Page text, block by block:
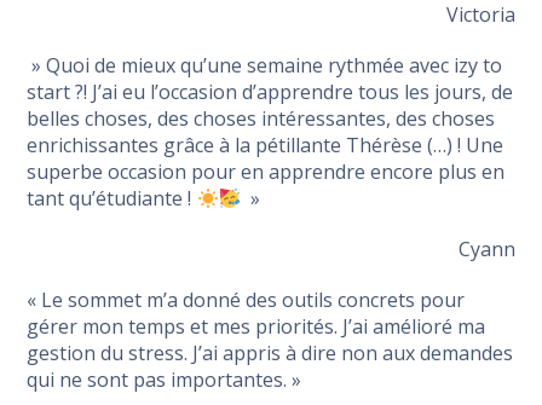
Victoria
» Quoi de mieux qu’une semaine rythmée avec izy to
start ?! J’ai eu l’occasion d’apprendre tous les jours, de
belles choses, des choses intéressantes, des choses
enrichissantes grâce à la pétillante Thérèse (…) ! Une
superbe occasion pour en apprendre encore plus en
tant qu’étudiante !
»
Cyann
« Le sommet m’a donné des outils concrets pour
gérer mon temps et mes priorités. J’ai amélioré ma
gestion du stress. J’ai appris à dire non aux demandes
qui ne sont pas importantes. »